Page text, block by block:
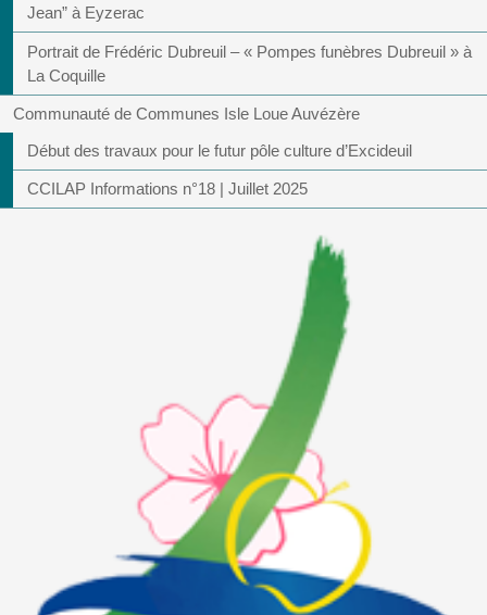
Jean” à Eyzerac
Portrait de Frédéric Dubreuil – « Pompes funèbres Dubreuil » à
La Coquille
Communauté de Communes Isle Loue Auvézère
Début des travaux pour le futur pôle culture d’Excideuil
CCILAP Informations n°18 | Juillet 2025